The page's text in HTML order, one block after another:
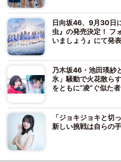
日向坂46、9月30日
虫』の発売決定！ フ
いましょう』にて発表
乃木坂46・池田瑛紗
氷」騒動で火花散ら
をともに“凌”ぐ似た
「ジョキジョキと切
新しい挑戦は自らの